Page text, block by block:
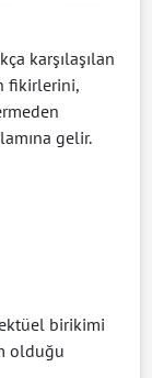
karşılaşılan
fikirlerini,
gelir.
birikimi
olduğu